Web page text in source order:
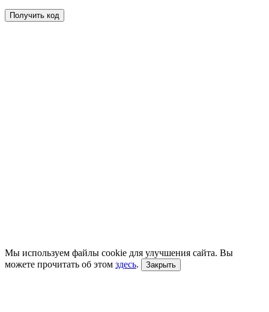
Получить код
Мы используем файлы cookie для улучшения сайта. Вы
можете прочитать об этом здесь. Закрыть